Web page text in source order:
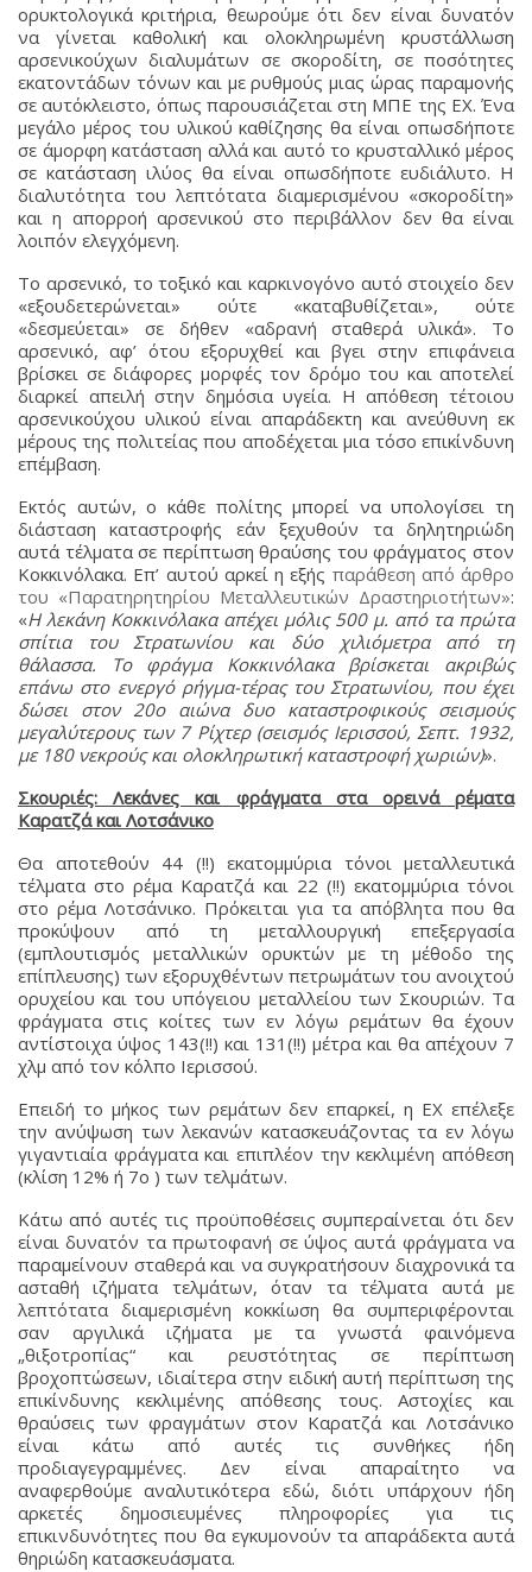
ορυκτολογικά κριτήρια, θεωρούμε ότι δεν είναι δυνατόν
να γίνεται καθολική και ολοκληρωμένη κρυστάλλωση
αρσενικούχων διαλυμάτων σε σκοροδίτη, σε ποσότητες
εκατοντάδων τόνων και με ρυθμούς μιας ώρας παραμονής
σε αυτόκλειστο, όπως παρουσιάζεται στη ΜΠΕ της ΕΧ. Ένα
μεγάλο μέρος του υλικού καθίζησης θα είναι οπωσδήποτε
σε άμορφη κατάσταση αλλά και αυτό το κρυσταλλικό μέρος
σε κατάσταση ιλύος θα είναι οπωσδήποτε ευδιάλυτο. Η
διαλυτότητα του λεπτότατα διαμερισμένου «σκοροδίτη»
και η απορροή αρσενικού στο περιβάλλον δεν θα είναι
λοιπόν ελεγχόμενη.
Το αρσενικό, το τοξικό και καρκινογόνο αυτό στοιχείο δεν
«εξουδετερώνεται» ούτε «καταβυθίζεται», ούτε
«δεσμεύεται» σε δήθεν «αδρανή σταθερά υλικά». Το
αρσενικό, αφ’ ότου εξορυχθεί και βγει στην επιφάνεια
βρίσκει σε διάφορες μορφές τον δρόμο του και αποτελεί
διαρκεί απειλή στην δημόσια υγεία. Η απόθεση τέτοιου
αρσενικούχου υλικού είναι απαράδεκτη και ανεύθυνη εκ
μέρους της πολιτείας που αποδέχεται μια τόσο επικίνδυνη
επέμβαση.
Εκτός αυτών, ο κάθε πολίτης μπορεί να υπολογίσει τη
διάσταση καταστροφής εάν ξεχυθούν τα δηλητηριώδη
αυτά τέλματα σε περίπτωση θραύσης του φράγματος στον
Κοκκινόλακα. Επ’ αυτού αρκεί η εξής παράθεση από άρθρο
του «Παρατηρητηρίου Μεταλλευτικών Δραστηριοτήτων»:
«Η λεκάνη Κοκκινόλακα απέχει μόλις 500 μ. από τα πρώτα
σπίτια του Στρατωνίου και δύο χιλιόμετρα από τη
θάλασσα. Το φράγμα Κοκκινόλακα βρίσκεται ακριβώς
επάνω στο ενεργό ρήγμα-τέρας του Στρατωνίου, που έχει
δώσει στον 20ο αιώνα δυο καταστροφικούς σεισμούς
μεγαλύτερους των 7 Ρίχτερ (σεισμός Ιερισσού, Σεπτ. 1932,
με 180 νεκρούς και ολοκληρωτική καταστροφή χωριών)».
Σκουριές: Λεκάνες και φράγματα στα ορεινά ρέματα
Καρατζά και Λοτσάνικο
Θα αποτεθούν 44 (!!) εκατομμύρια τόνοι μεταλλευτικά
τέλματα στο ρέμα Καρατζά και 22 (!!) εκατομμύρια τόνοι
στο ρέμα Λοτσάνικο. Πρόκειται για τα απόβλητα που θα
προκύψουν από τη μεταλλουργική επεξεργασία
(εμπλουτισμός μεταλλικών ορυκτών με τη μέθοδο της
επίπλευσης) των εξορυχθέντων πετρωμάτων του ανοιχτού
ορυχείου και του υπόγειου μεταλλείου των Σκουριών. Τα
φράγματα στις κοίτες των εν λόγω ρεμάτων θα έχουν
αντίστοιχα ύψος 143(!!) και 131(!!) μέτρα και θα απέχουν 7
χλμ από τον κόλπο Ιερισσού.
Επειδή το μήκος των ρεμάτων δεν επαρκεί, η ΕΧ επέλεξε
την ανύψωση των λεκανών κατασκευάζοντας τα εν λόγω
γιγαντιαία φράγματα και επιπλέον την κεκλιμένη απόθεση
(κλίση 12% ή 7ο ) των τελμάτων.
Κάτω από αυτές τις προϋποθέσεις συμπεραίνεται ότι δεν
είναι δυνατόν τα πρωτοφανή σε ύψος αυτά φράγματα να
παραμείνουν σταθερά και να συγκρατήσουν διαχρονικά τα
ασταθή ιζήματα τελμάτων, όταν τα τέλματα αυτά με
λεπτότατα διαμερισμένη κοκκίωση θα συμπεριφέρονται
σαν αργιλικά ιζήματα με τα γνωστά φαινόμενα
„θιξοτροπίας“ και ρευστότητας σε περίπτωση
βροχοπτώσεων, ιδιαίτερα στην ειδική αυτή περίπτωση της
επικίνδυνης κεκλιμένης απόθεσης τους. Αστοχίες και
θραύσεις των φραγμάτων στον Καρατζά και Λοτσάνικο
είναι κάτω από αυτές τις συνθήκες ήδη
προδιαγεγραμμένες. Δεν είναι απαραίτητο να
αναφερθούμε αναλυτικότερα εδώ, διότι υπάρχουν ήδη
αρκετές δημοσιευμένες πληροφορίες για τις
επικινδυνότητες που θα εγκυμονούν τα απαράδεκτα αυτά
θηριώδη κατασκευάσματα.